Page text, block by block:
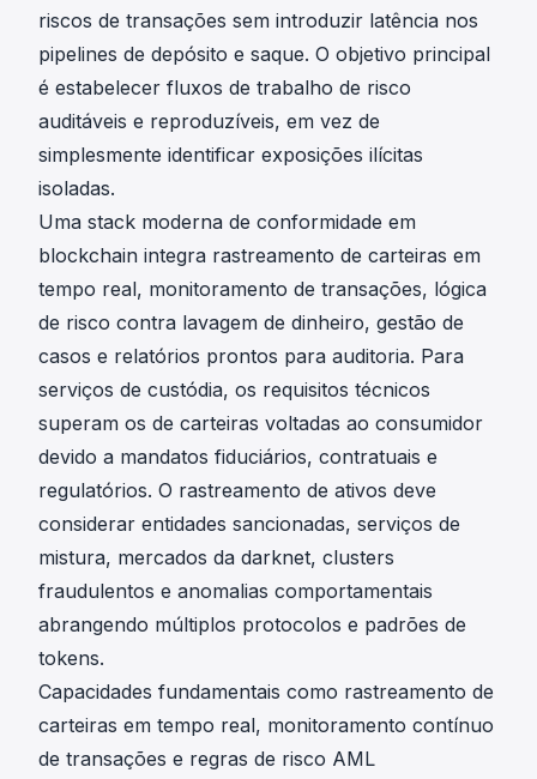
riscos de transações sem introduzir latência nos
pipelines de depósito e saque. O objetivo principal
é estabelecer fluxos de trabalho de risco
auditáveis e reproduzíveis, em vez de
simplesmente identificar exposições ilícitas
isoladas.
Uma stack moderna de conformidade em
blockchain integra rastreamento de carteiras em
tempo real, monitoramento de transações, lógica
de risco contra lavagem de dinheiro, gestão de
casos e relatórios prontos para auditoria. Para
serviços de custódia, os requisitos técnicos
superam os de carteiras voltadas ao consumidor
devido a mandatos fiduciários, contratuais e
regulatórios. O rastreamento de ativos deve
considerar entidades sancionadas, serviços de
mistura, mercados da darknet, clusters
fraudulentos e anomalias comportamentais
abrangendo múltiplos protocolos e padrões de
tokens.
Capacidades fundamentais como rastreamento de
carteiras em tempo real, monitoramento contínuo
de transações e regras de risco AML